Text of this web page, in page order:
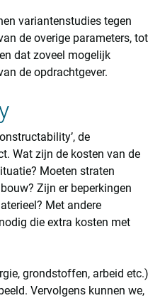
variantenstudies tegen
de overige parameters, tot
dat zoveel mogelijk
de opdrachtgever.
de
Wat zijn de kosten van de
Moeten straten
Zijn er beperkingen
Met andere
die extra kosten met
grondstoffen, arbeid etc.)
Vervolgens kunnen we,